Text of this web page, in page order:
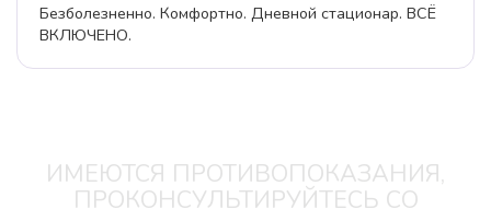
Безболезненно. Комфортно. Дневной стационар. ВСЁ
ВКЛЮЧЕНО.
ИМЕЮТСЯ ПРОТИВОПОКАЗАНИЯ,
ПРОКОНСУЛЬТИРУЙТЕСЬ СО